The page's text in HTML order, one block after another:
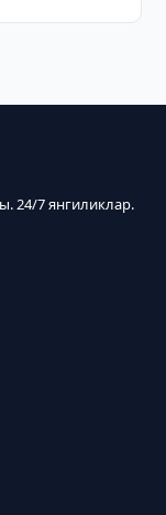
24/7 янгиликлар.